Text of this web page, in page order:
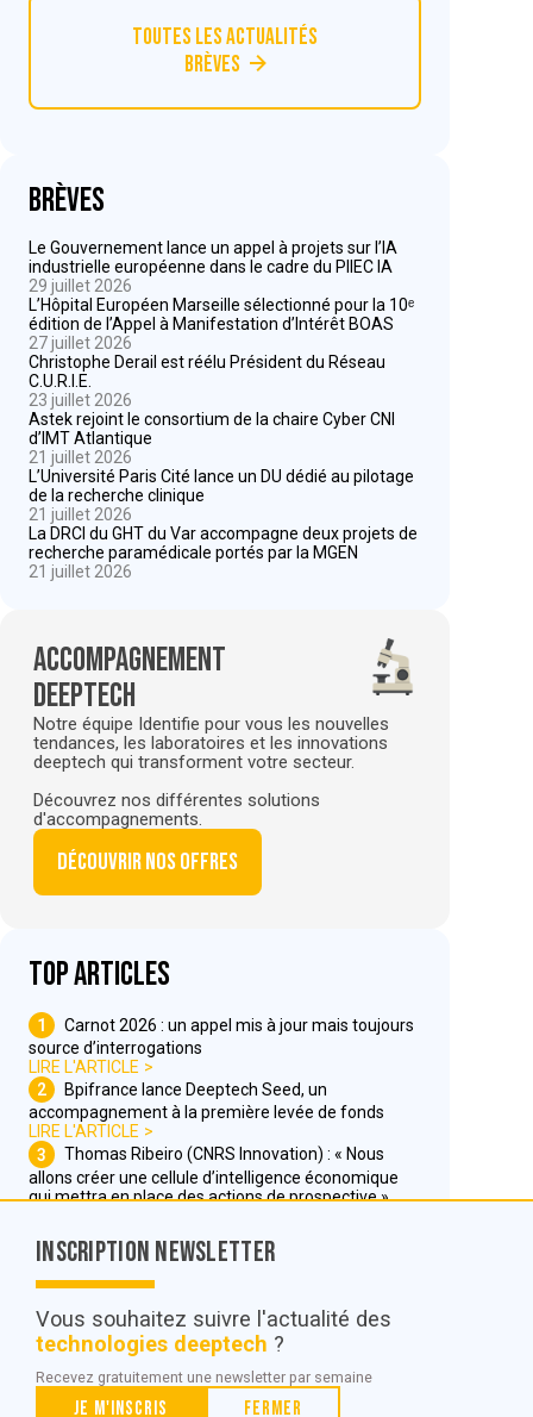
Toutes les actualités
Brèves
Brèves
Le Gouvernement lance un appel à projets sur l’IA
industrielle européenne dans le cadre du PIIEC IA
29 juillet 2026
L’Hôpital Européen Marseille sélectionné pour la 10ᵉ
édition de l’Appel à Manifestation d’Intérêt BOAS
27 juillet 2026
Christophe Derail est réélu Président du Réseau
C.U.R.I.E.
23 juillet 2026
Astek rejoint le consortium de la chaire Cyber CNI
d’IMT Atlantique
21 juillet 2026
L’Université Paris Cité lance un DU dédié au pilotage
de la recherche clinique
21 juillet 2026
La DRCI du GHT du Var accompagne deux projets de
recherche paramédicale portés par la MGEN
21 juillet 2026
Accompagnement
deeptech
Notre équipe Identifie pour vous les nouvelles
tendances, les laboratoires et les innovations
deeptech qui transforment votre secteur.
Découvrez nos différentes solutions
d'accompagnements.
Découvrir nos offres
Top articles
1
Carnot 2026 : un appel mis à jour mais toujours
source d’interrogations
LIRE L'ARTICLE
2
Bpifrance lance Deeptech Seed, un
accompagnement à la première levée de fonds
LIRE L'ARTICLE
3
Thomas Ribeiro (CNRS Innovation) : « Nous
allons créer une cellule d’intelligence économique
qui mettra en place des actions de prospective »
© POC Media 2026
Tous droits réservés.
Qui sommes nous ?
Inscription Newsletter
Vous souhaitez suivre l'actualité des
technologies deeptech ?
Recevez gratuitement une newsletter par semaine
Je m'inscris Fermer